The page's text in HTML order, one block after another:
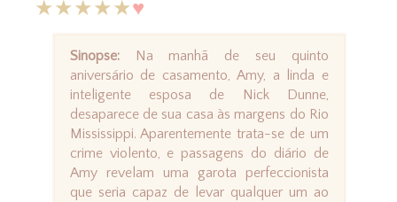
★★★★★♥
Sinopse:Na manhã de seu quinto
aniversário de casamento, Amy, a linda e
inteligente esposa de Nick Dunne,
desaparece de sua casa às margens do Rio
Mississippi. Aparentemente trata-se de um
crime violento, e passagens do diário de
Amy revelam uma garota perfeccionista
que seria capaz de levar qualquer um ao